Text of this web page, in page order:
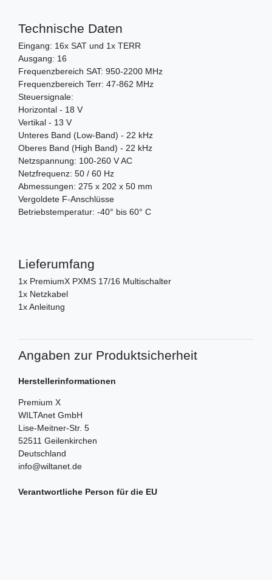
Technische Daten
Eingang: 16x SAT und 1x TERR
Ausgang: 16
Frequenzbereich SAT: 950-2200 MHz
Frequenzbereich Terr: 47-862 MHz
Steuersignale:
Horizontal - 18 V
Vertikal - 13 V
Unteres Band (Low-Band) - 22 kHz
Oberes Band (High Band) - 22 kHz
Netzspannung: 100-260 V AC
Netzfrequenz: 50 / 60 Hz
Abmessungen: 275 x 202 x 50 mm
Vergoldete F-Anschlüsse
Betriebstemperatur: -40° bis 60° C
Lieferumfang
1x PremiumX PXMS 17/16 Multischalter
1x Netzkabel
1x Anleitung
Angaben zur Produktsicherheit
Herstellerinformationen
Premium X
WILTAnet GmbH
Lise-Meitner-Str. 5
52511 Geilenkirchen
Deutschland
info@wiltanet.de
Verantwortliche Person für die EU